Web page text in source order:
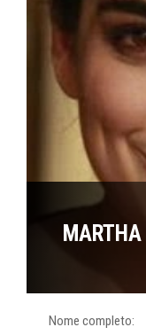
Nome completo: